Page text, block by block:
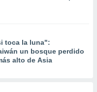
toca la luna":
un bosque perdido
alto de Asia